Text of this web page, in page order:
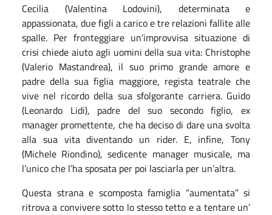
Cecilia (Valentina Lodovini), determinata e
appassionata, due figli a carico e tre relazioni fallite alle
spalle. Per fronteggiare un’improvvisa situazione di
crisi chiede aiuto agli uomini della sua vita: Christophe
(Valerio Mastandrea), il suo primo grande amore e
padre della sua figlia maggiore, regista teatrale che
vive nel ricordo della sua sfolgorante carriera. Guido
(Leonardo Lidi), padre del suo secondo figlio, ex
manager promettente, che ha deciso di dare una svolta
alla sua vita diventando un rider. E, infine, Tony
(Michele Riondino), sedicente manager musicale, ma
l’unico che l’ha sposata per poi lasciarla per un’altra.
Questa strana e scomposta famiglia “aumentata” si
ritrova a convivere sotto lo stesso tetto e a tentare un’